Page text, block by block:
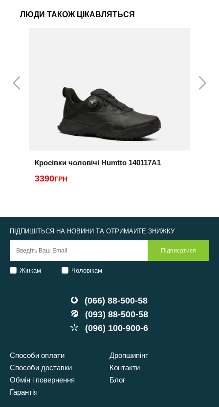
ЛЮДИ ТАКОЖ ЦІКАВЛЯТЬСЯ
Кросівки чоловічі Humtto 140117A1
3390ГРН
(066) 88-500-58
(093) 88-500-58
(096) 100-900-6
Способи оплати
Способи доставки
Обмін і повернення
Гарантія
Дропшипінг
Контакти
Блог
ПІДПИШІТЬСЯ НА НОВИНИ ТА ОТРИМАЙТЕ ЗНИЖКУ
Жінкам Чоловікам